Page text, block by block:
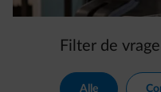
Filter de
Alle